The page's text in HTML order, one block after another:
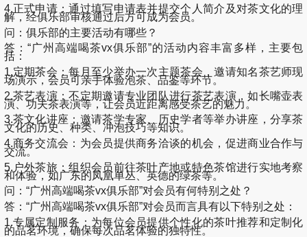
4.正式申请：通过填写申请表并提交个人简介及对茶文化的理
解，经俱乐部审核通过后方可成为会员。
问：俱乐部的主要活动有哪些？
答：“广州高端喝茶vx俱乐部”的活动内容丰富多样，主要包
括：
1.定期茶会：每月至少举办一次主题茶会，邀请知名茶艺师现
场演示，会员可亲手体验泡茶、品鉴等环节。
2.茶艺表演：不定期邀请专业团队进行茶艺表演，如长嘴壶表
演、功夫茶表演等，让会员近距离感受茶艺的魅力。
3.茶文化讲座：邀请茶学专家、历史学者等举办讲座，分享茶
文化的历史、种类、冲泡技巧等知识。
4.商务交流会：为会员提供商务洽谈的机会，促进商业合作与
交流。
5.户外茶旅：组织会员前往茶叶产地或特色茶馆进行实地考察
和体验，如广东的凤凰单丛、英德的绿茶等。
问：“广州高端喝茶vx俱乐部”对会员有何特别之处？
答：“广州高端喝茶vx俱乐部”对会员而言具有以下特别之处：
1.专属定制服务：为每位会员提供个性化的茶叶推荐和定制化
的品茗环境，确保每次品茗体验的独特性。